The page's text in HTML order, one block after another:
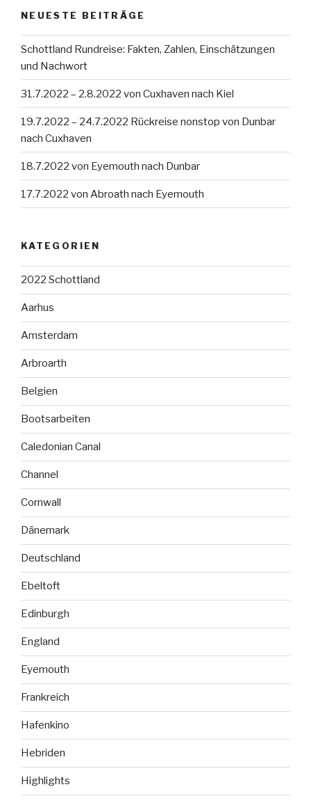
NEUESTE BEITRÄGE
Schottland Rundreise: Fakten, Zahlen, Einschätzungen
und Nachwort
31.7.2022 – 2.8.2022 von Cuxhaven nach Kiel
19.7.2022 – 24.7.2022 Rückreise nonstop von Dunbar
nach Cuxhaven
18.7.2022 von Eyemouth nach Dunbar
17.7.2022 von Abroath nach Eyemouth
KATEGORIEN
2022 Schottland
Aarhus
Amsterdam
Arbroarth
Belgien
Bootsarbeiten
Caledonian Canal
Channel
Cornwall
Dänemark
Deutschland
Ebeltoft
Edinburgh
England
Eyemouth
Frankreich
Hafenkino
Hebriden
Highlights